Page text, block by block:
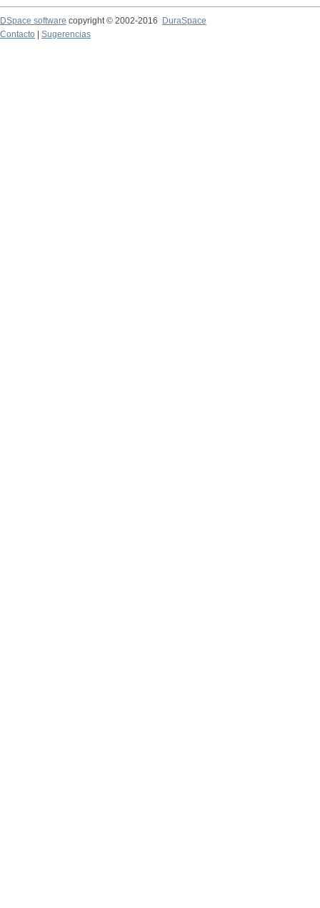
DSpace software copyright © 2002-2016
DuraSpace
Contacto
Sugerencias